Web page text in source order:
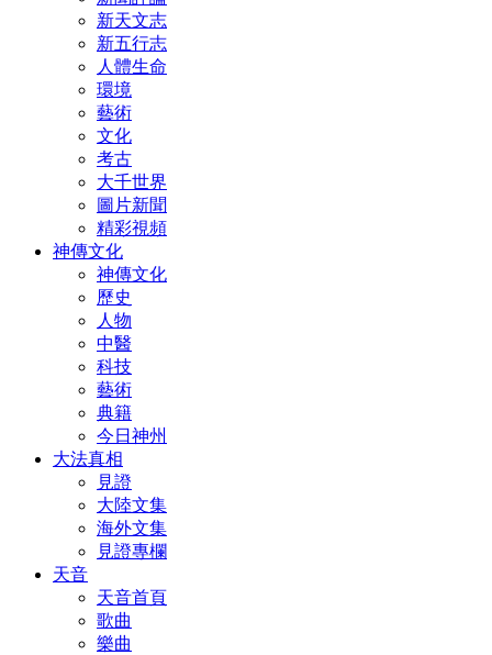
新天文志
新五行志
人體生命
環境
藝術
文化
考古
大千世界
圖片新聞
精彩視頻
神傳文化
神傳文化
歷史
人物
中醫
科技
藝術
典籍
今日神州
大法真相
見證
大陸文集
海外文集
見證專欄
天音
天音首頁
歌曲
樂曲